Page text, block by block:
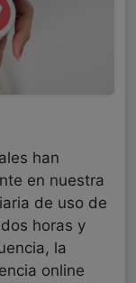
han
en nuestra
de uso de
horas y
la
online